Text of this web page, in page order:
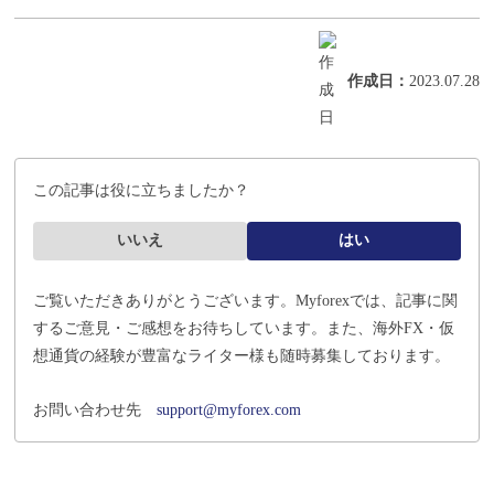
作成日 ： 2023.07.28
この記事は役に立ちましたか？
いいえ はい
ご覧いただきありがとうございます。Myforexでは、記事に関
するご意見・ご感想をお待ちしています。
また、海外FX・仮
想通貨の経験が豊富なライター様も随時募集しております。
お問い合わせ先support@myforex.com